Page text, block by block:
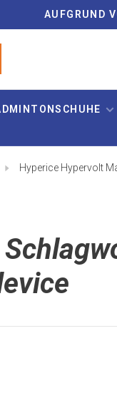
AUFGRUND
Hyperice Hypervolt